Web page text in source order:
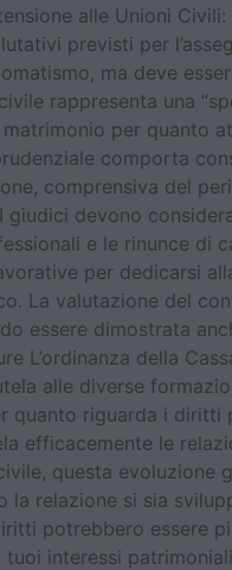
alle Unioni
previsti per
ma deve
rappresenta una
per quanto
comporta
comprensiva del
giudici devono
e le rinunce
per dedicarsi
La valutazione del
essere dimostrata
L’ordinanza della
alle diverse
quanto riguarda i
efficacemente le
questa
relazione si sia
potrebbero essere
interessi